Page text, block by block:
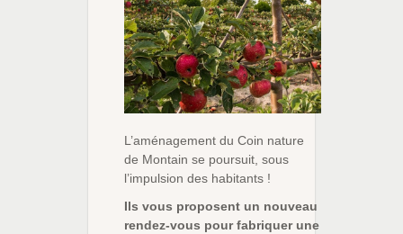
L’aménagement du Coin nature
de Montain se poursuit, sous
l’impulsion des habitants !
Ils vous proposent un nouveau
rendez-vous pour fabriquer une